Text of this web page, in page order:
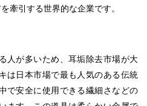
牽引する世界的な企業です。
人が多いため、耳垢除去市場が大
は日本市場で最も人気のある伝統
で安全に使用できる繊細さなどの